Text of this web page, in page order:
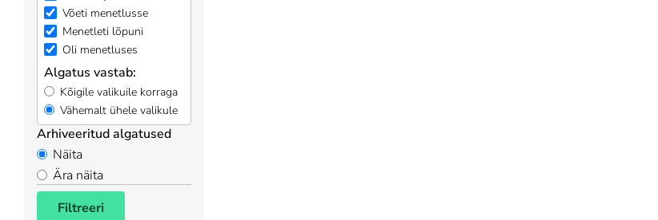
Võeti menetlusse
Menetleti lõpuni
Oli menetluses
Algatus vastab:
Kõigile valikuile korraga
Vähemalt ühele valikule
Arhiveeritud algatused
Näita
Ära näita
Filtreeri